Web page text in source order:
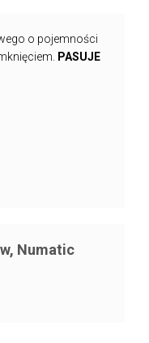
o pojemności
PASUJE
Numatic